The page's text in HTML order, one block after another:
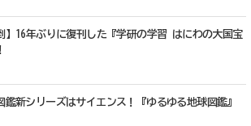
】16年ぶりに復刊した『学研の学習 はにわの大国宝
鑑新シリーズはサイエンス！『ゆるゆる地球図鑑』